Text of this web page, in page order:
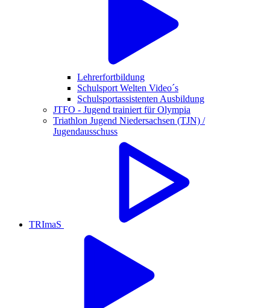
Lehrerfortbildung
Schulsport Welten Video´s
Schulsportassistenten Ausbildung
JTFO - Jugend trainiert für Olympia
Triathlon Jugend Niedersachsen (TJN) /
Jugendausschuss
TRImaS